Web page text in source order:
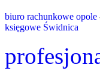
biuro rachunkowe opole
księgowe Świdnica